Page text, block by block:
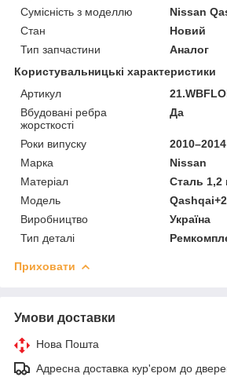
Сумісність з моделлю
Nissan
Стан
Новий
Тип запчастини
Аналог
Користувальницькі характеристики
Артикул
Вбудовані ребра
жорсткості
Да
Роки випуску
2010–2014
Марка
Nissan
Матеріал
Сталь 1,2
Мoдель
Qashqai+2
Виробництво
Україна
Тип деталі
Приховати
Умови доставки
Нова Пошта
Адресна доставка кур'єром до